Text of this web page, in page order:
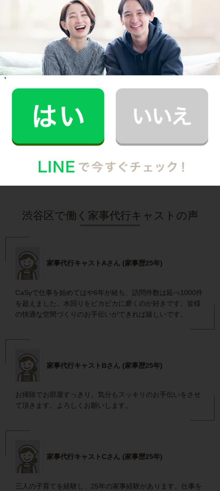
30代 共働き 育児休暇中
いつもお家がキレイなママ友がCaSyを使って
記事全文を見る
お掃除
30代 共働き 子育て中
普段できない時間を過ごすことができ、休日が
とても充実しました。
記事全文を見る
渋谷区で働く家事代行キャストの声
家事代行キャストAさん (家事歴25年)
CaSyで仕事を始めてはや6年が経ち、訪問件数は延べ1000件
を超えました。水回りをピカピカに磨くのが好きです。皆様
の快適な空間づくりのお手伝いができれば嬉しいです。
家事代行キャストBさん (家事歴25年)
お掃除でお部屋すっきり、気分もスッキリのお手伝いをさせ
て頂きます。よろしくお願いします。
家事代行キャストCさん (家事歴25年)
三人の子育てを経験し、25年の家事経験があります。仕事を